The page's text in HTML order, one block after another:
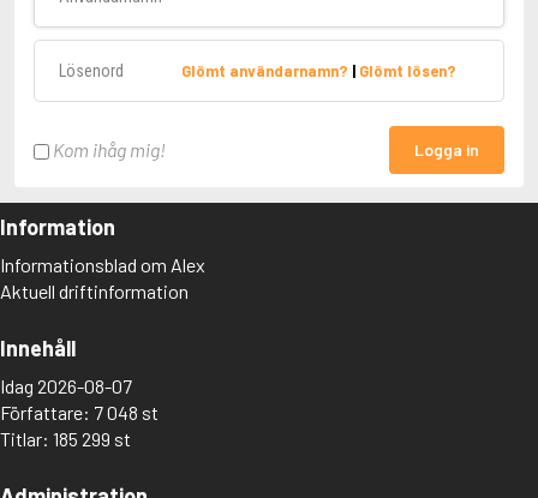
Glömt användarnamn? | Glömt lösen?
Kom ihåg mig! Logga in
Information
Informationsblad om Alex
Aktuell driftinformation
Innehåll
Idag 2026-08-07
Författare: 7 048 st
Titlar: 185 299 st